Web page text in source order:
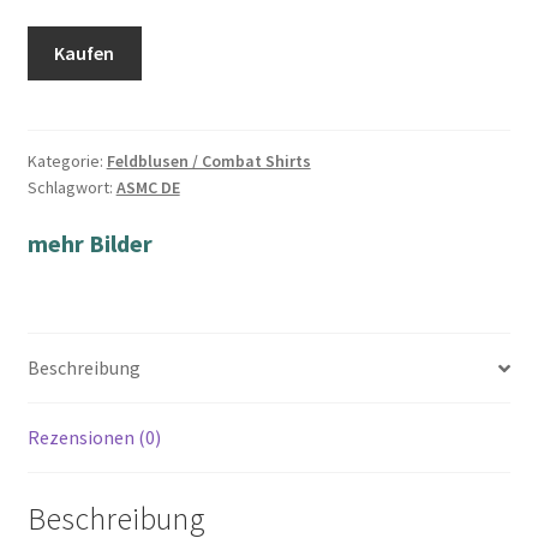
Kaufen
Kategorie: Feldblusen / Combat Shirts
Schlagwort: ASMC DE
mehr Bilder
Beschreibung
Rezensionen (0)
Beschreibung